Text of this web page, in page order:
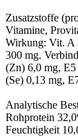
Zusatzstoffe
Vitamine,
Wirkung: Vit. A
300 mg.
(Zn) 6,0 mg,
(Se) 0,13 mg,
Analytische
Rohprotein
Feuchtigkeit